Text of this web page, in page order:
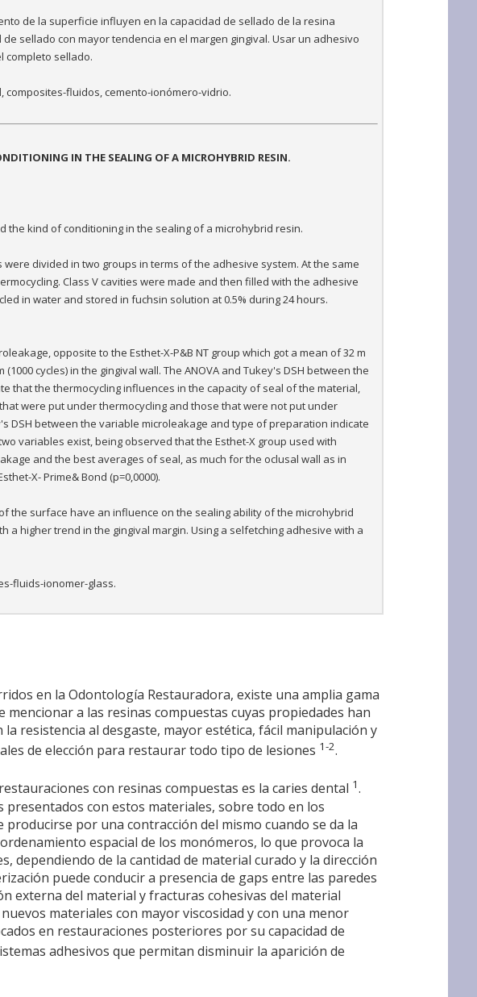
de la superficie influyen en la capacidad de sellado de la resina
sellado con mayor tendencia en el margen gingival. Usar un adhesivo
completo sellado.
composites-fluidos, cemento-ionómero-vidrio.
IN THE SEALING OF A MICROHYBRID RESIN.
the kind of conditioning in the sealing of a microhybrid resin.
were divided in two groups in terms of the adhesive system. At the same
Class V cavities were made and then filled with the adhesive
in water and stored in fuchsin solution at 0.5% during 24 hours.
opposite to the Esthet-X-P&B NT group which got a mean of 32 m
cycles) in the gingival wall. The ANOVA and Tukey's DSH between the
that the thermocycling influences in the capacity of seal of the material,
were put under thermocycling and those that were not put under
DSH between the variable microleakage and type of preparation indicate
variables exist, being observed that the Esthet-X group used with
and the best averages of seal, as much for the oclusal wall as in
X- Prime& Bond (p=0,0000).
the surface have an influence on the sealing ability of the microhybrid
a higher trend in the gingival margin. Using a selfetching adhesive with a
fluids-ionomer-glass.
en la Odontología Restauradora, existe una amplia gama
mencionar a las resinas compuestas cuyas propiedades han
resistencia al desgaste, mayor estética, fácil manipulación y
de elección para restaurar todo tipo de lesiones 1-2.
con resinas compuestas es la caries dental 1.
con estos materiales, sobre todo en los
por una contracción del mismo cuando se da la
espacial de los monómeros, lo que provoca la
dependiendo de la cantidad de material curado y la dirección
puede conducir a presencia de gaps entre las paredes
externa del material y fracturas cohesivas del material
materiales con mayor viscosidad y con una menor
en restauraciones posteriores por su capacidad de
adhesivos que permitan disminuir la aparición de